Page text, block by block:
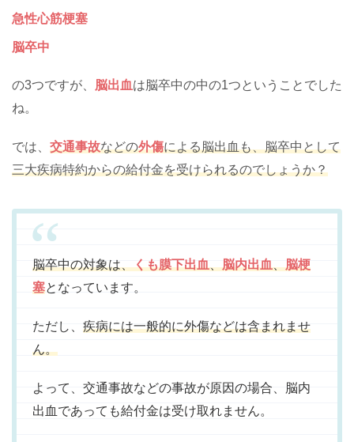
急性心筋梗塞
脳卒中
の3つですが、 脳出血は脳卒中の中の1つということでした
ね。
では、 交通事故などの外傷による脳出血も、脳卒中として
三大疾病特約からの給付金を受けられるのでしょうか？
脳卒中の対象は、くも膜下出血、脳内出血、脳梗
塞となっています。
ただし、 疾病には一般的に外傷などは含まれませ
ん。
よって、交通事故などの事故が原因の場合、脳内
出血であっても給付金は受け取れません。